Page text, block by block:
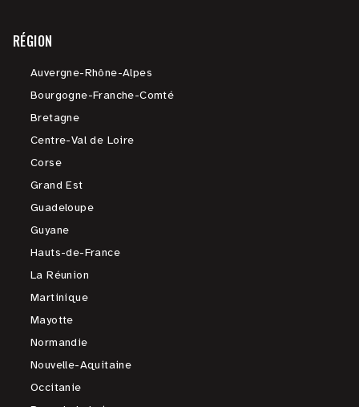
RÉGION
Auvergne-Rhône-Alpes
Bourgogne-Franche-Comté
Bretagne
Centre-Val de Loire
Corse
Grand Est
Guadeloupe
Guyane
Hauts-de-France
La Réunion
Martinique
Mayotte
Normandie
Nouvelle-Aquitaine
Occitanie